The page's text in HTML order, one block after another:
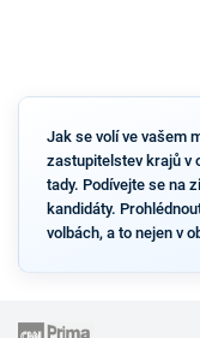
Jak se volí ve vašem
zastupitelstev krajů v
tady. Podívejte se na
kandidáty.
volbách, a to nejen v